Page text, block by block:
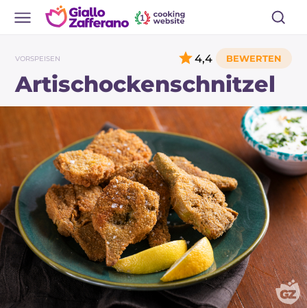
VORSPEISEN
Artischockenschnitzel
4,4